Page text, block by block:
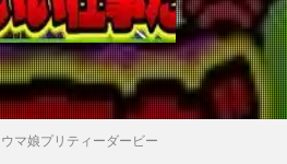
マ娘プリティーダービー